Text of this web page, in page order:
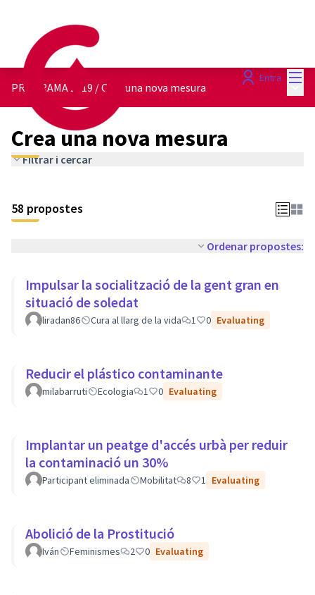
Entra
PROGRAMA 2019 /Crea una nova mesura
Crea una nova mesura
Filtrar i cercar
58 propostes
Ordenar propostes:
Impulsar la socialització de la gent gran en
situació de soledat
liradan86 Cura al llarg de la vida 1 0 Evaluating
Reducir el plástico contaminante
milabarruti Ecologia 1 0 Evaluating
Implantar un peatge d'accés urbà per reduir
la contaminació un 30%
Participant eliminada Mobilitat 8 1 Evaluating
Abolició de la Prostitució
Iván Feminismes 2 0 Evaluating